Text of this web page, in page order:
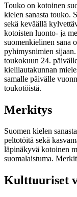
Touko on kotoinen
kielen sanasta touko.
sekä keväällä
kotoisten luonto- ja
suomenkielinen sana
pyhimysnimien
toukokuun 24.
kielilautakunnan
samalle päivälle
toukotöistä.
Merkitys
Suomen kielen
peltotöitä sekä
läpinäkyvä kotoinen
suomalaistuma.
Kulttuuriset